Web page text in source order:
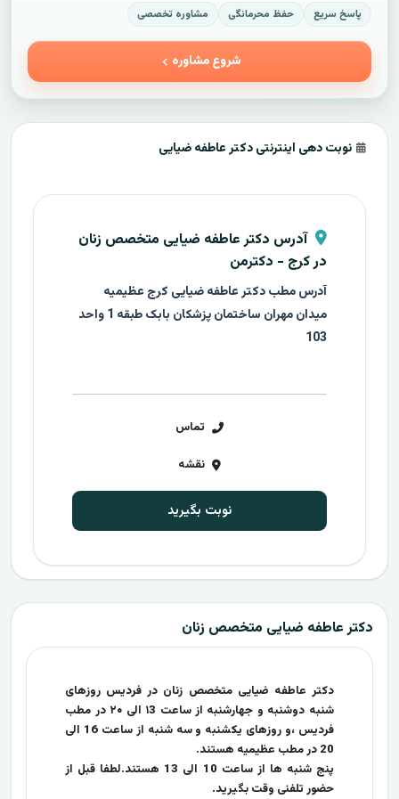
پاسخ سریع حفظ محرمانگی مشاوره تخصصی
شروع مشاوره
نوبت دهی اینترنتی دکتر عاطفه ضیایی
آدرس دکتر عاطفه ضیایی متخصص زنان
در کرج - دکترمن
آدرس مطب دکتر عاطفه ضیایی کرج عظیمیه
میدان مهران ساختمان پزشکان بابک طبقه 1 واحد
103
تماس
نقشه
نوبت بگیرید
دکتر عاطفه ضیایی متخصص زنان
دکتر عاطفه ضیایی متخصص زنان در فردیس روزهای
شنبه دوشنبه و جهارشنبه از ساعت ۱3 الی ۲۰ در مطب
فردیس ،و روزهای یکشنبه و سه شنبه از ساعت 16 الی
20 در مطب عظیمیه هستند.
پنج شنبه ها از ساعت 10 الی 13 هستند.لطفا قبل از
حضور تلفنی وقت بگیرید.